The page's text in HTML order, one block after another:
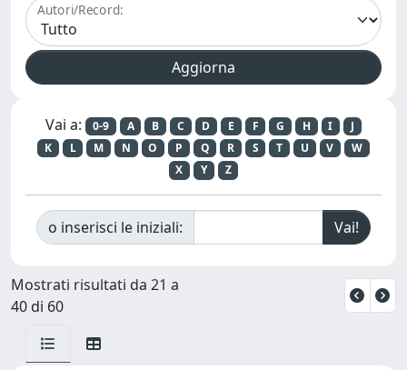
Autori/Record:
Vai a: 0-9 A B C D E F G H I
J
K
L M N O P Q R S T U V
W
X
Y Z
o inserisci le iniziali:
Mostrati risultati da 21 a
40 di 60